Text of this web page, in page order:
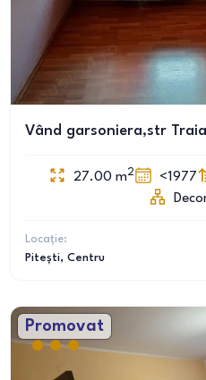
Vând garsoniera,str
27.00 m2 <1977
Locație:
Pitești, Centru
Promovat